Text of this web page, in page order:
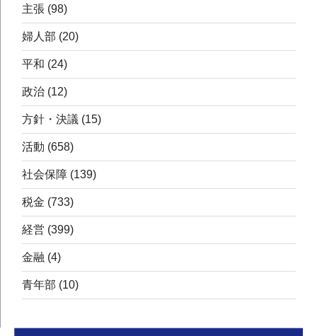
主張 (98)
婦人部 (20)
平和 (24)
政治 (12)
方針・決議 (15)
活動 (658)
社会保障 (139)
税金 (733)
経営 (399)
金融 (4)
青年部 (10)